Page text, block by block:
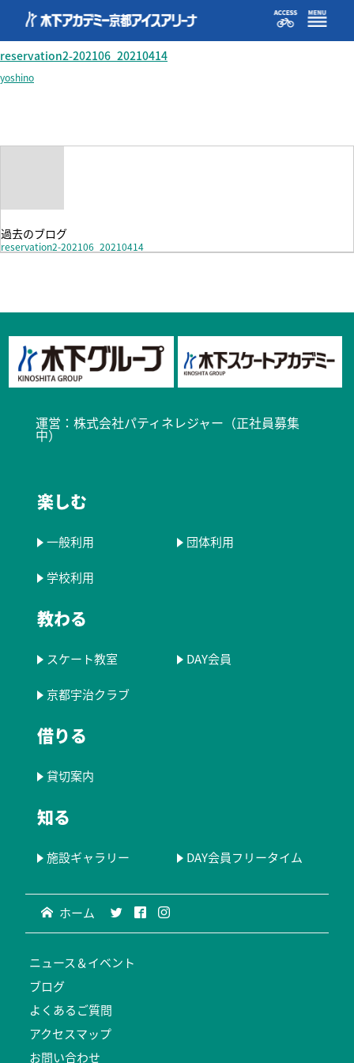
reservation2-202106_20210414
reservation2-202106_20210414
yoshino
過去のブログ
reservation2-202106_20210414
運営： 株式会社パティネレジャー（正社員募集
中）​
楽しむ
一般利用 団体利用
学校利用
教わる
スケート教室 DAY会員
京都宇治クラブ
借りる
貸切案内
知る
施設ギャラリー DAY会員フリータイム
ホーム
ニュース＆イベント
ブログ
よくあるご質問
アクセスマップ
お問い合わせ